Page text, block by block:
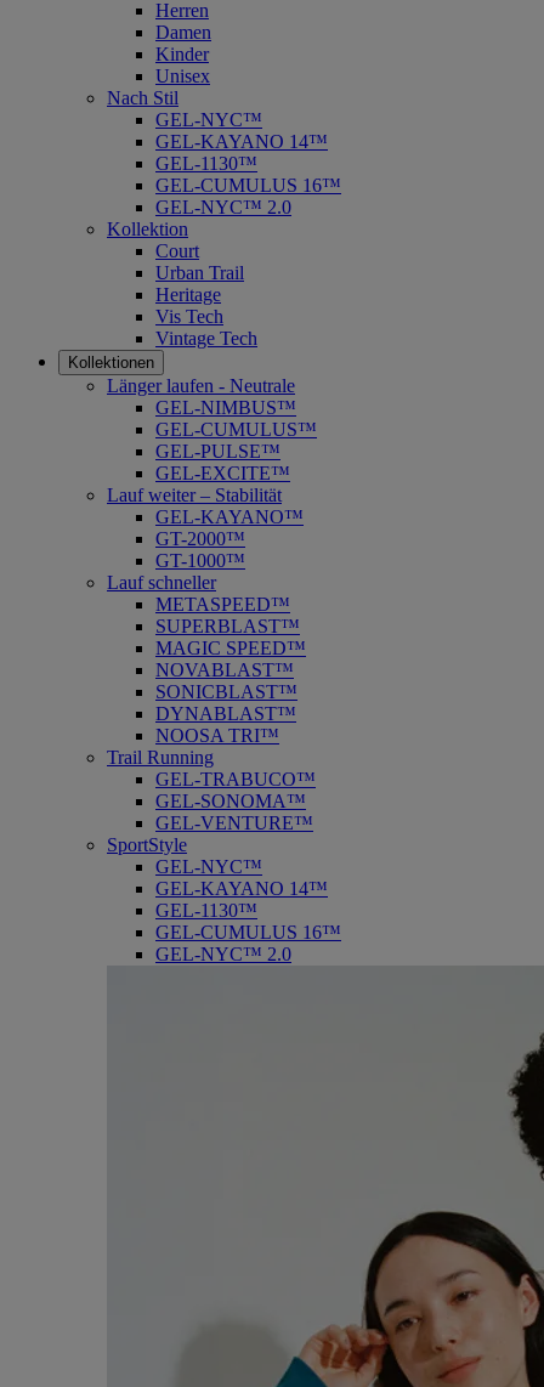
Herren
Damen
Kinder
Unisex
Nach Stil
GEL-NYC™
GEL-KAYANO 14™
GEL-1130™
GEL-CUMULUS 16™
GEL-NYC™ 2.0
Kollektion
Court
Urban Trail
Heritage
Vis Tech
Vintage Tech
Kollektionen
Länger laufen - Neutrale
GEL-NIMBUS™
GEL-CUMULUS™
GEL-PULSE™
GEL-EXCITE™
Lauf weiter – Stabilität
GEL-KAYANO™
GT-2000™
GT-1000™
Lauf schneller
METASPEED™
SUPERBLAST™
MAGIC SPEED™
NOVABLAST™
SONICBLAST™
DYNABLAST™
NOOSA TRI™
Trail Running
GEL-TRABUCO™
GEL-SONOMA™
GEL-VENTURE™
SportStyle
GEL-NYC™
GEL-KAYANO 14™
GEL-1130™
GEL-CUMULUS 16™
GEL-NYC™ 2.0